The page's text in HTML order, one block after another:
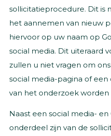
sollicitatieprocedure. Dit is
het aannemen van nieuw
hiervoor op uw naam op
social media. Dit uiteraard
zullen u niet vragen om
social media-pagina of
van het onderzoek
Naast een social media-
onderdeel zijn van de